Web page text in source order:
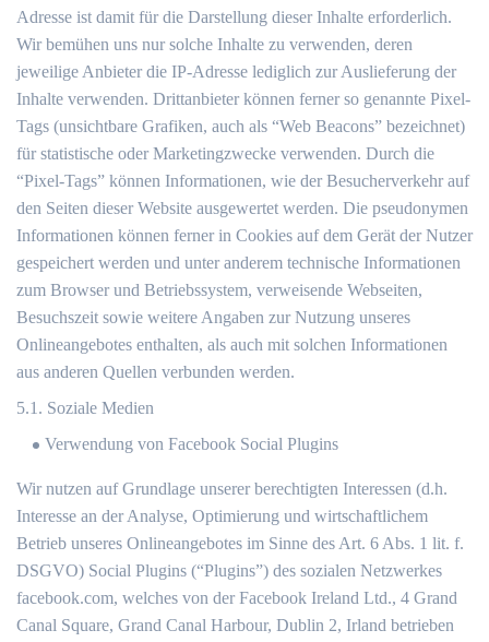
Adresse ist damit für die Darstellung dieser Inhalte erforderlich.
Wir bemühen uns nur solche Inhalte zu verwenden, deren
jeweilige Anbieter die IP-Adresse lediglich zur Auslieferung der
Inhalte verwenden. Drittanbieter können ferner so genannte Pixel-
Tags (unsichtbare Grafiken, auch als “Web Beacons” bezeichnet)
für statistische oder Marketingzwecke verwenden. Durch die
“Pixel-Tags” können Informationen, wie der Besucherverkehr auf
den Seiten dieser Website ausgewertet werden. Die pseudonymen
Informationen können ferner in Cookies auf dem Gerät der Nutzer
gespeichert werden und unter anderem technische Informationen
zum Browser und Betriebssystem, verweisende Webseiten,
Besuchszeit sowie weitere Angaben zur Nutzung unseres
Onlineangebotes enthalten, als auch mit solchen Informationen
aus anderen Quellen verbunden werden.
5.1. Soziale Medien
Verwendung von Facebook Social Plugins
Wir nutzen auf Grundlage unserer berechtigten Interessen (d.h.
Interesse an der Analyse, Optimierung und wirtschaftlichem
Betrieb unseres Onlineangebotes im Sinne des Art. 6 Abs. 1 lit. f.
DSGVO) Social Plugins (“Plugins”) des sozialen Netzwerkes
facebook.com, welches von der Facebook Ireland Ltd., 4 Grand
Canal Square, Grand Canal Harbour, Dublin 2, Irland betrieben